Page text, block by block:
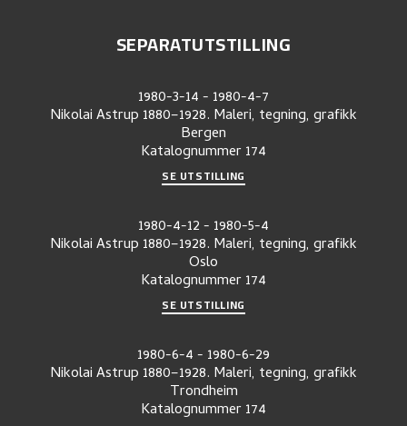
SEPARATUTSTILLING
1980-3-14- 1980-4-7
Nikolai Astrup 1880–1928. Maleri, tegning, grafikk
Bergen
Katalognummer174
SE UTSTILLING
1980-4-12- 1980-5-4
Nikolai Astrup 1880–1928. Maleri, tegning, grafikk
Oslo
Katalognummer174
SE UTSTILLING
1980-6-4- 1980-6-29
Nikolai Astrup 1880–1928. Maleri, tegning, grafikk
Trondheim
Katalognummer174